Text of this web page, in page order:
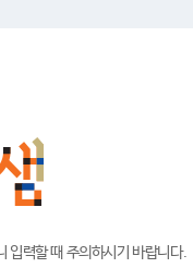
입력할 때 주의하시기 바랍니다.